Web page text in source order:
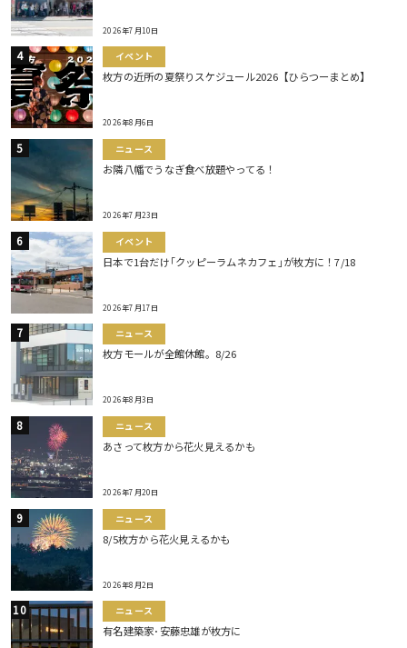
2026年7月10日
イベント
枚方の近所の夏祭りスケジュール2026【ひらつーまとめ】
2026年8月6日
ニュース
お隣八幡でうなぎ食べ放題やってる！
2026年7月23日
イベント
日本で1台だけ｢クッピーラムネカフェ｣が枚方に！7/18
2026年7月17日
ニュース
枚方モールが全館休館。8/26
2026年8月3日
ニュース
あさって枚方から花火見えるかも
2026年7月20日
ニュース
8/5枚方から花火見えるかも
2026年8月2日
ニュース
有名建築家･安藤忠雄が枚方に